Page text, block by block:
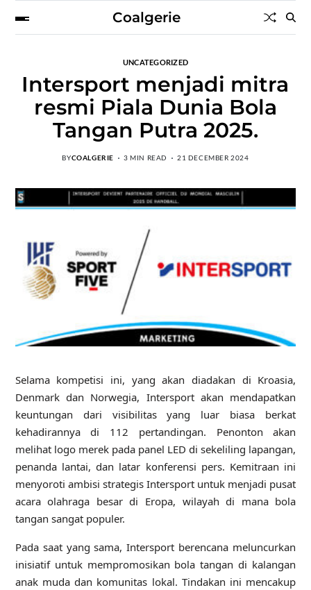
Coalgerie
UNCATEGORIZED
Intersport menjadi mitra
resmi Piala Dunia Bola
Tangan Putra 2025.
BYCOALGERIE 3 MIN READ 21 DECEMBER 2024
Selama kompetisi ini, yang akan diadakan di Kroasia,
Denmark dan Norwegia, Intersport akan mendapatkan
keuntungan dari visibilitas yang luar biasa berkat
kehadirannya di 112 pertandingan. Penonton akan
melihat logo merek pada panel LED di sekeliling lapangan,
penanda lantai, dan latar konferensi pers. Kemitraan ini
menyoroti ambisi strategis Intersport untuk menjadi pusat
acara olahraga besar di Eropa, wilayah di mana bola
tangan sangat populer.
Pada saat yang sama, Intersport berencana meluncurkan
inisiatif untuk mempromosikan bola tangan di kalangan
anak muda dan komunitas lokal. Tindakan ini mencakup